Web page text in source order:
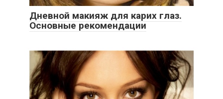
Дневной макияж для карих глаз.
Основные рекомендации